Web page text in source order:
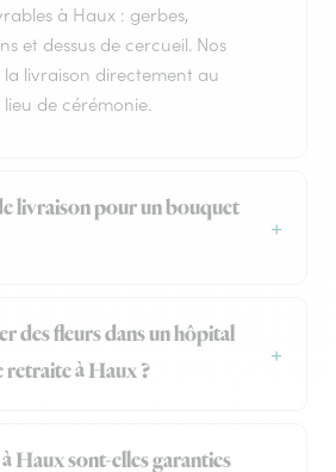
à Haux : gerbes,
et dessus de cercueil. Nos
la livraison directement au
de cérémonie.
livraison pour un bouquet
des fleurs dans un hôpital
retraite à Haux ?
Haux sont-elles garanties